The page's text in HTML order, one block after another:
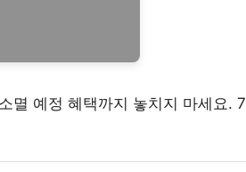
멸 예정 혜택까지 놓치지 마세요. 7